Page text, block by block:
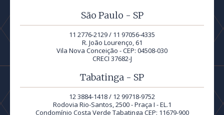
São Paulo - SP
11 2776-2129 / 11 97056-4335
R. João Lourenço, 61
Vila Nova Conceição - CEP: 04508-030
CRECI 37682-J
Tabatinga - SP
12 3884-1418 / 12 99718-9752
Rodovia Rio-Santos, 2500 - Praça I - EL.1
Condomínio Costa Verde Tabatinga CEP: 11679-900